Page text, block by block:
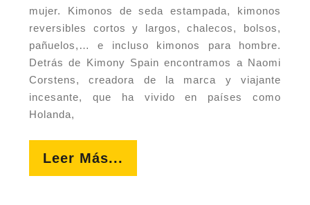
mujer. Kimonos de seda estampada, kimonos
reversibles cortos y largos, chalecos, bolsos,
pañuelos,… e incluso kimonos para hombre.
Detrás de Kimony Spain encontramos a Naomi
Corstens, creadora de la marca y viajante
incesante, que ha vivido en países como
Holanda,
Leer Más...
Más...